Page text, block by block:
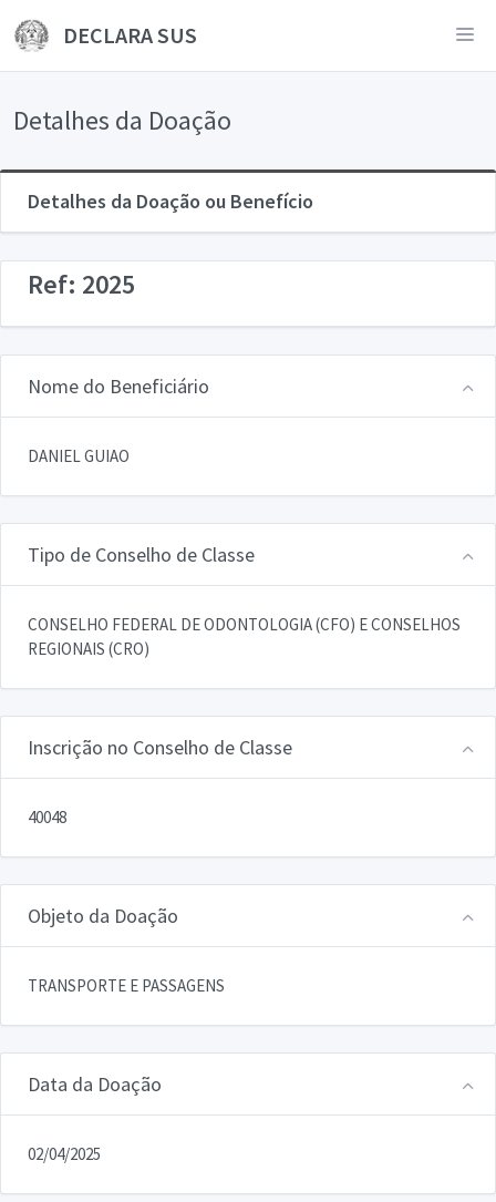
DECLARA SUS
Detalhes da Doação
Detalhes da Doação ou Benefício
Ref: 2025
Nome do Beneficiário
DANIEL GUIAO
Tipo de Conselho de Classe
CONSELHO FEDERAL DE ODONTOLOGIA (CFO) E CONSELHOS
REGIONAIS (CRO)
Inscrição no Conselho de Classe
40048
Objeto da Doação
TRANSPORTE E PASSAGENS
Data da Doação
02/04/2025